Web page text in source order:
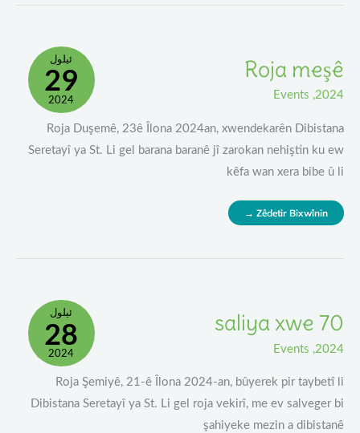
ئیلول
29
2024
Roja meşê
2024
,
Events
Roja Duşemê, 23ê Îlona 2024an, xwendekarên Dibistana
Seretayî ya St. Li gel barana baranê jî zarokan nehiştin ku ew
kêfa wan xera bibe û li
Meşê
Zêdetir Bixwînin →
ئیلول
28
2024
70 saliya xwe
2024
,
Events
Roja Şemiyê, 21-ê Îlona 2024-an, bûyerek pir taybetî li
Dibistana Seretayî ya St. Li gel roja vekirî, me ev salveger bi
şahiyeke mezin a dibistanê
70
Saliya
Xwe